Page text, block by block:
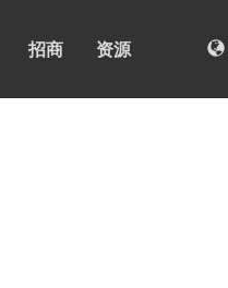
招商 资源